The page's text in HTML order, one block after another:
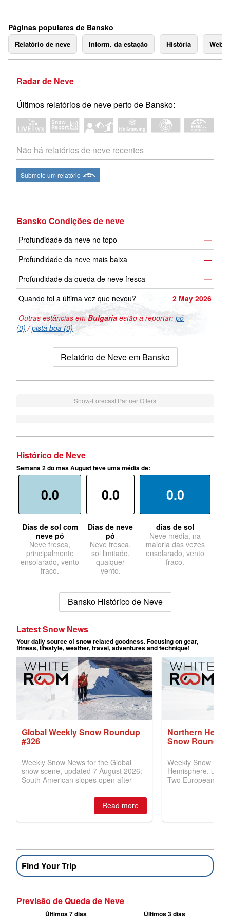
Páginas populares de Bansko
Relatório de neve Inform. da estação História
Radar de Neve
Últimos relatórios de neve perto de Bansko:
Não há relatórios de neve recentes
Submete um relatório
Bansko Condições de neve
Profundidade da neve no topo
—
Profundidade da neve mais baixa
—
Profundidade da queda de neve fresca
—
Quando foi a última vez que nevou?
2 May 2026
Outras estâncias emBulgaria estão a reportar: pó
(0) /pista boa (0)
Relatório de Neve em Bansko
Snow-Forecast Partner Offers
Histórico de Neve
Semana 2 do mês August teve uma média de:
0.0
Dias de sol com
neve pó
Neve fresca,
principalmente
ensolarado, vento
fraco.
0.0
Dias de neve
pó
Neve fresca,
sol limitado,
qualquer
vento.
0.0
dias de sol
Neve média, na
maioria das vezes
ensolarado, vento
fraco.
Bansko Histórico de Neve
Find Your Trip
Previsão de Queda de Neve
Últimos 7 dias Últimos 3 dias